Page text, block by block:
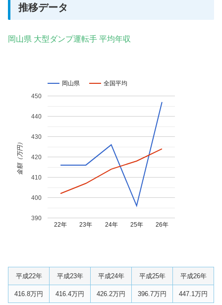
推移データ
岡山県 大型ダンプ運転手 平均年収
岡山県 全国平均
22年 23年 24年 25年 26年
390
400
410
420
430
440
450
金額（万円）
平成22年 平成23年 平成24年 平成25年 平成26年
416.8万円 416.4万円 426.2万円 396.7万円 447.1万円